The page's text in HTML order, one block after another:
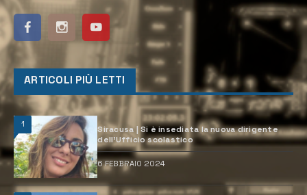
ARTICOLI PIÙ LETTI
1
Siracusa | Si è insediata la nuova dirigente
dell’Ufficio scolastico
6 FEBBRAIO 2024